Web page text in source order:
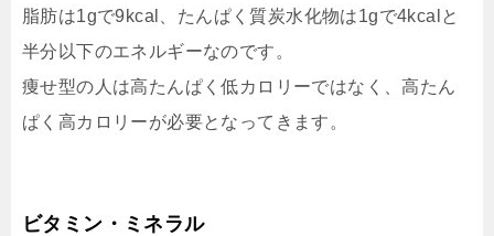
脂肪は1gで9kcal、たんぱく質炭水化物は1gで4kcalと
半分以下のエネルギーなのです。
痩せ型の人は高たんぱく低カロリーではなく、高たん
ぱく高カロリーが必要となってきます。
ビタミン・ミネラル